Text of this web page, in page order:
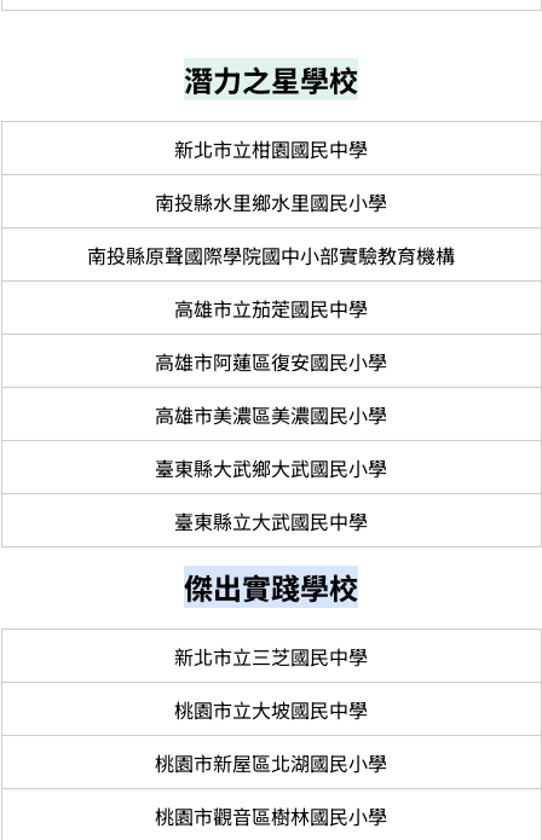
潛力之星學校
新北市立柑園國民中學
南投縣水里鄉水里國民小學
南投縣原聲國際學院國中小部實驗教育機構
高雄市立茄萣國民中學
高雄市阿蓮區復安國民小學
高雄市美濃區美濃國民小學
臺東縣大武鄉大武國民小學
臺東縣立大武國民中學
傑出實踐學校
新北市立三芝國民中學
桃園市立大坡國民中學
桃園市新屋區北湖國民小學
桃園市觀音區樹林國民小學